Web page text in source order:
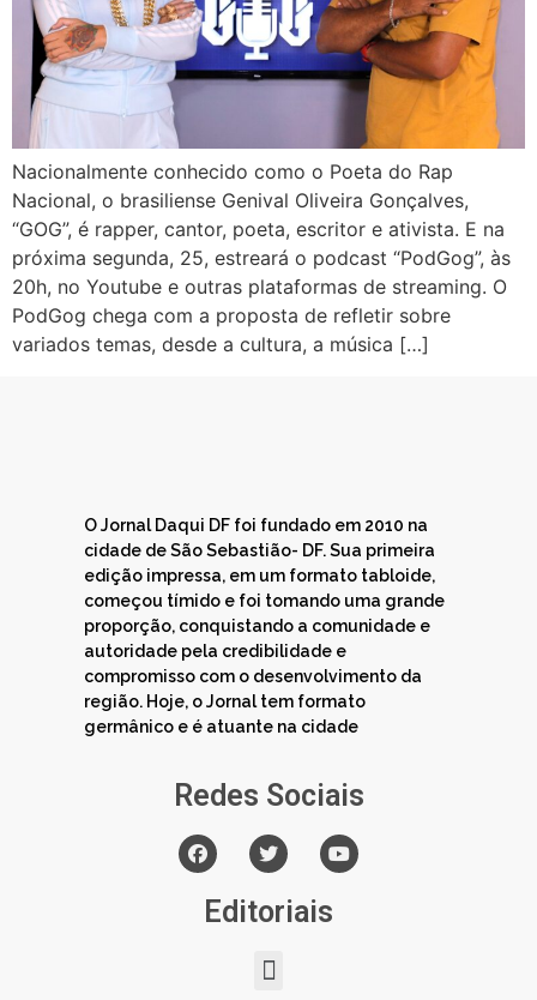
Nacionalmente conhecido como o Poeta do Rap
Nacional, o brasiliense Genival Oliveira Gonçalves,
“GOG”, é rapper, cantor, poeta, escritor e ativista. E na
próxima segunda, 25, estreará o podcast “PodGog”, às
20h, no Youtube e outras plataformas de streaming. O
PodGog chega com a proposta de refletir sobre
variados temas, desde a cultura, a música […]
O Jornal Daqui DF foi fundado em 2010 na
cidade de São Sebastião- DF. Sua primeira
edição impressa, em um formato tabloide,
começou tímido e foi tomando uma grande
proporção, conquistando a comunidade e
autoridade pela credibilidade e
compromisso com o desenvolvimento da
região. Hoje, o Jornal tem formato
germânico e é atuante na cidade
Redes Sociais
Editoriais